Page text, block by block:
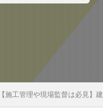
【施工管理や現場監督は必見】